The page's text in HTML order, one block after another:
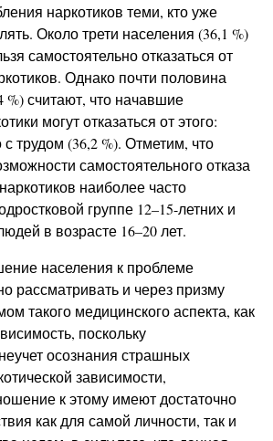
наркотиков теми, кто уже
Около трети населения (36,1 %)
самостоятельно отказаться от
Однако почти половина
считают, что начавшие
могут отказаться от этого:
с трудом (36,2 %). Отметим, что
самостоятельного отказа
наиболее часто
группе 12–15-летних и
в возрасте 16–20 лет.
населения к проблеме
рассматривать и через призму
такого медицинского аспекта, как
поскольку
осознания страшных
зависимости,
к этому имеют достаточно
как для самой личности, так и